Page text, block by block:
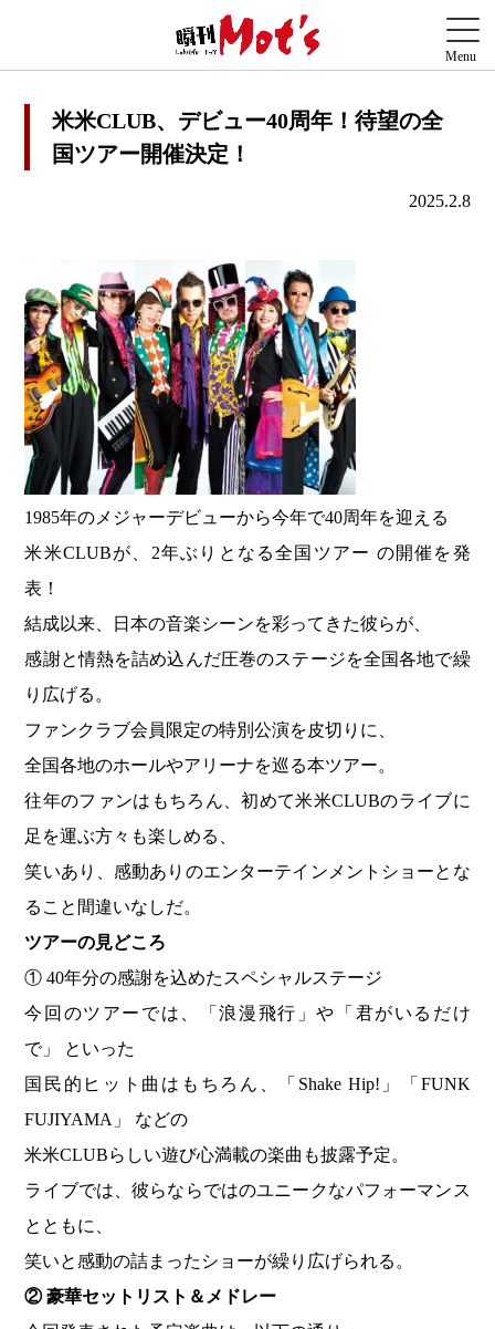
米米CLUB、デビュー40周年！待望の全
国ツアー開催決定！
2025.2.8
1985年のメジャーデビューから今年で40周年を迎える
米米CLUBが、2年ぶりとなる全国ツアー の開催を発
表！
結成以来、日本の音楽シーンを彩ってきた彼らが、
感謝と情熱を詰め込んだ圧巻のステージを全国各地で繰
り広げる。
ファンクラブ会員限定の特別公演を皮切りに、
全国各地のホールやアリーナを巡る本ツアー。
往年のファンはもちろん、初めて米米CLUBのライブに
足を運ぶ方々も楽しめる、
笑いあり、感動ありのエンターテインメントショーとな
ること間違いなしだ。
ツアーの見どころ
① 40年分の感謝を込めたスペシャルステージ
今回のツアーでは、「浪漫飛行」や「君がいるだけ
で」 といった
国民的ヒット曲はもちろん、「Shake Hip!」「FUNK
FUJIYAMA」 などの
米米CLUBらしい遊び心満載の楽曲も披露予定。
ライブでは、彼らならではのユニークなパフォーマンス
とともに、
笑いと感動の詰まったショーが繰り広げられる。
②豪華セットリスト＆メドレー